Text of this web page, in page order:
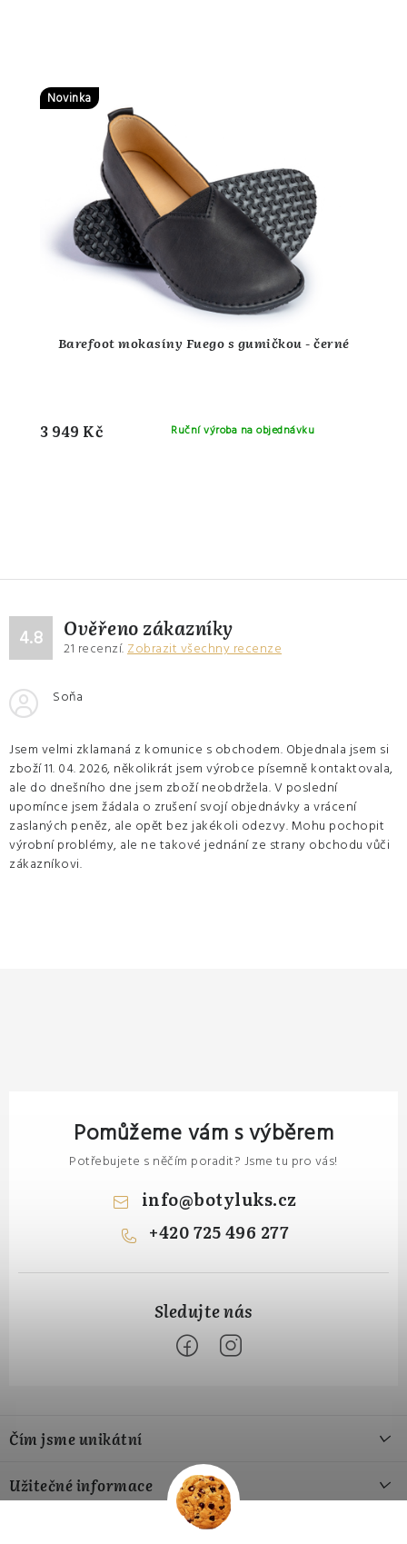
Barefoot mokasíny Fuego s gumičkou - černé
Novinka
Ruční výroba na objednávku
3 949 Kč
4.8 Ověřeno zákazníky
21 recenzí. Zobrazit všechny recenze
Soňa
Jsem velmi zklamaná z komunice s obchodem. Objednala jsem si
zboží 11. 04. 2026, několikrát jsem výrobce písemně kontaktovala,
ale do dnešního dne jsem zboží neobdržela. V poslední
upomínce jsem žádala o zrušení svojí objednávky a vrácení
zaslaných peněz, ale opět bez jakékoli odezvy. Mohu pochopit
výrobní problémy, ale ne takové jednání ze strany obchodu vůči
zákazníkovi.
Pomůžeme vám s výběrem
Potřebujete s něčím poradit? Jsme tu pro vás!
info@botyluks.cz
+420 725 496 277
p
a
t
Čím jsme unikátní
Užitečné informace
Jak si vybrat správnou velikost